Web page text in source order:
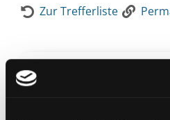
Zur Trefferliste